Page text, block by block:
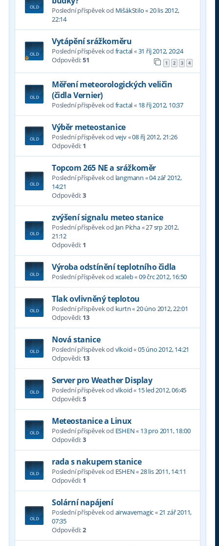
Poslední příspěvek od MišákStilo«20 lis 2012,
22:14
Vytápění srážkoměru
Poslední příspěvek od fractal«31 říj 2012, 20:24
Odpovědi:51 1 2 3 4
Měření meteorologických veličin
(čidla Vernier)
Poslední příspěvek od fractal« 18 říj 2012, 10:37
Výběr meteostanice
Poslední příspěvek od vejv«08 říj 2012, 21:26
Odpovědi: 1
Topcom 265 NE a srážkoměr
Poslední příspěvek od langmann «04 zář 2012,
14:21
Odpovědi:3
zvýšení signalu meteo stanice
Poslední příspěvek od Jan Pícha«27 srp 2012,
21:12
Odpovědi: 1
Výroba odstínění teplotního čidla
Poslední příspěvek od xcaleb«09 črc 2012, 16:50
Tlak ovlivněný teplotou
Poslední příspěvek od kurtn«20 úno 2012, 22:01
Odpovědi: 13
Nová stanice
Poslední příspěvek od vlkoid«05 úno 2012, 14:21
Odpovědi: 13
Server pro Weather Display
Poslední příspěvek od vlkoid« 15 led 2012, 06:45
Odpovědi:5
Meteostanice a Linux
Poslední příspěvek od ESHEN« 13 pro 2011, 18:00
Odpovědi:3
rada s nakupem stanice
Poslední příspěvek od ESHEN«28 lis 2011, 14:11
Odpovědi: 1
Solární napájení
Poslední příspěvek od airwavemagic«21 zář 2011,
07:35
Odpovědi:2